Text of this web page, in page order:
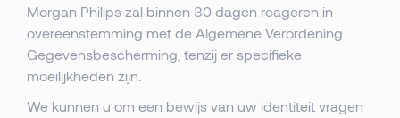
Morgan Philips zal binnen 30 dagen reageren in
overeenstemming met de Algemene Verordening
Gegevensbescherming, tenzij er specifieke
moeilijkheden zijn.
We kunnen u om een bewijs van uw identiteit vragen